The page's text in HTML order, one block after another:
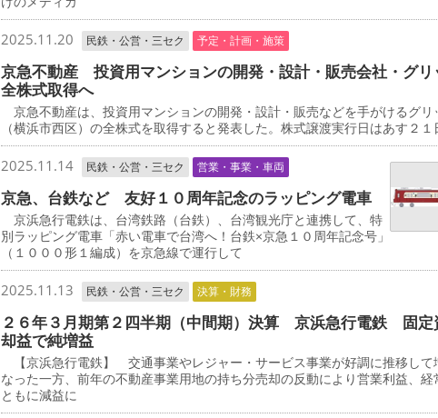
2025.11.20 民鉄・公営・三セク 予定・計画・施策
京急不動産 投資用マンションの開発・設計・販売会社・グリ
全株式取得へ
京急不動産は、投資用マンションの開発・設計・販売などを手がけるグリ
（横浜市西区）の全株式を取得すると発表した。株式譲渡実行日はあす２１
2025.11.14 民鉄・公営・三セク 営業・事業・車両
京急、台鉄など 友好１０周年記念のラッピング電車
京浜急行電鉄は、台湾鉄路（台鉄）、台湾観光庁と連携して、特
別ラッピング電車「赤い電車で台湾へ！台鉄×京急１０周年記念号」
（１０００形１編成）を京急線で運行して
2025.11.13 民鉄・公営・三セク 決算・財務
２６年３月期第２四半期（中間期）決算 京浜急行電鉄 固定
却益で純増益
【京浜急行電鉄】 交通事業やレジャー・サービス事業が好調に推移して
なった一方、前年の不動産事業用地の持ち分売却の反動により営業利益、経
ともに減益に